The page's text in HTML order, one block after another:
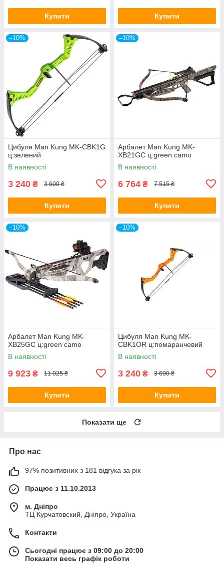
Купити Купити
–10%
Цибуля Man Kung MK-CBK1G
ц:зелений
В наявності
3 240 ₴ 3 600 ₴
Купити
–10%
Арбалет Man Kung MK-
XB21GC ц:green camo
В наявності
6 764 ₴ 7 515 ₴
Купити
–10%
Арбалет Man Kung MK-
XB25GC ц:green camo
В наявності
9 923 ₴ 11 025 ₴
Купити
–10%
Цибуля Man Kung MK-
CBK1OR ц:помаранчевий
В наявності
3 240 ₴ 3 600 ₴
Купити
Показати ще
Про нас
97% позитивних з 181 відгука за рік
Працює з 11.10.2013
м. Дніпро
ТЦ Курчатовский, Дніпро, Україна
Контакти
Сьогодні працює з 09:00 до 20:00
Показати весь графік роботи